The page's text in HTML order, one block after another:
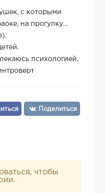
с которыми
на прогулку…
психологией,
Поделиться
чтобы